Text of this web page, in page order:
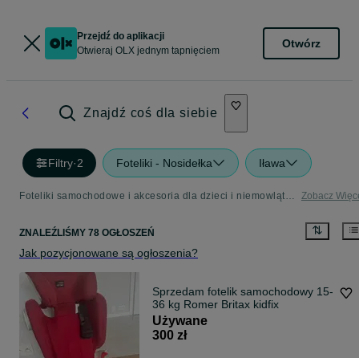
Przejdź do aplikacji
Otwieraj OLX jednym tapnięciem
Otwórz
Znajdź coś dla siebie
Filtry·2 Foteliki - Nosidełka Iława
Foteliki samochodowe i akcesoria dla dzieci i niemowląt - Iława Zobacz
ZNALEŹLIŚMY 78 OGŁOSZEŃ
Jak pozycjonowane są ogłoszenia?
Sprzedam fotelik samochodowy 15-
36 kg Romer Britax kidfix
Używane
300 zł